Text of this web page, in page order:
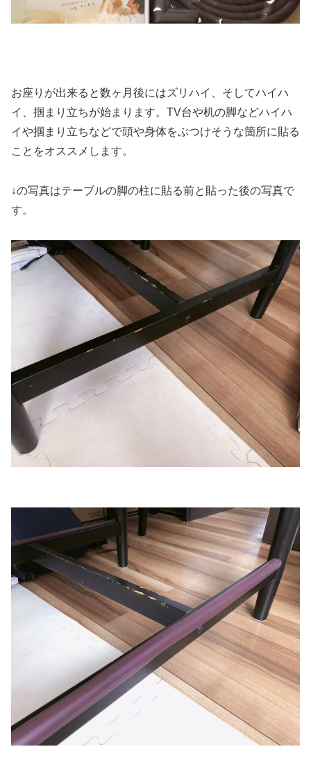
お座りが出来ると数ヶ月後にはズリハイ、そしてハイハ
イ、掴まり立ちが始まります。TV台や机の脚などハイハ
イや掴まり立ちなどで頭や身体をぶつけそうな箇所に貼る
ことをオススメします。
↓の写真はテーブルの脚の柱に貼る前と貼った後の写真で
す。